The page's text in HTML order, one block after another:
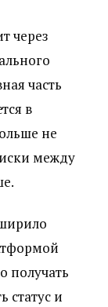
через
часть
в
не
между
получать
статус и